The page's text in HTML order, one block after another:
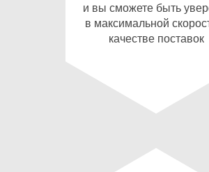
и вы сможете быть
в максимальной
качестве поставок